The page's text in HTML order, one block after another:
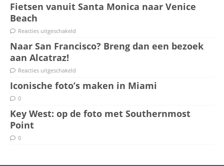
Fietsen vanuit Santa Monica naar Venice
Beach
Reacties uitgeschakeld
Naar San Francisco? Breng dan een bezoek
aan Alcatraz!
Reacties uitgeschakeld
Iconische foto’s maken in Miami
0
Key West: op de foto met Southernmost
Point
0